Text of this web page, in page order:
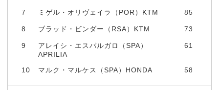
7 ミゲル・オリヴェイラ（POR）KTM 85
8 ブラッド・ビンダー（RSA）KTM 73
9
アレイシ・エスパルガロ（SPA）
APRILIA
61
10 マルク・マルケス（SPA）HONDA 58